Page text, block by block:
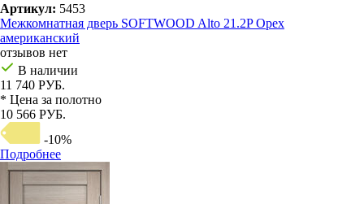
Артикул: 5453
Межкомнатная дверь SOFTWOOD Alto 21.2P Орех
американский
отзывов нет
В наличии
11 740 РУБ.
* Цена за полотно
10 566 РУБ.
-10%
Подробнее